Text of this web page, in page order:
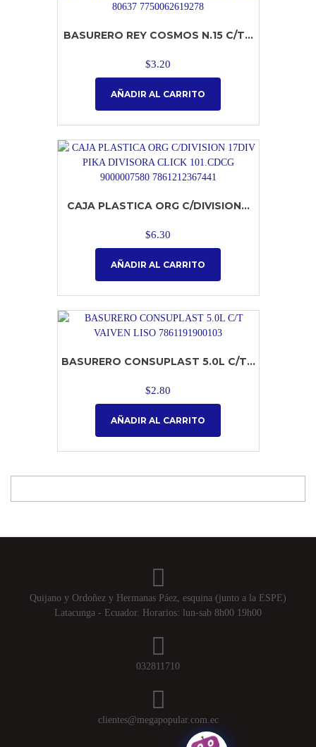
BASURERO REY COSMOS N.15 C/T...
$3.20
AÑADIR AL CARRITO
CAJA PLASTICA ORG C/DIVISION...
$6.30
AÑADIR AL CARRITO
BASURERO CONSUPLAST 5.0L C/T...
$2.80
AÑADIR AL CARRITO
Quijano y Ordoñez y Hermanas Páez, esquina (junto a la ESPE)
Latacunga - Ecuador. Horarios: lun-sab 8h00 19h00
032811710
clientes@megapopular.com.ec